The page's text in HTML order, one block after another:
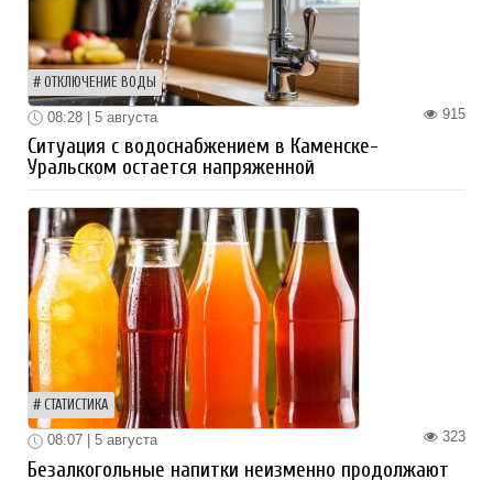
ОТКЛЮЧЕНИЕ ВОДЫ
915
08:28 | 5 августа
Ситуация с водоснабжением в Каменске-
Уральском остается напряженной
СТАТИСТИКА
323
08:07 | 5 августа
Безалкогольные напитки неизменно продолжают